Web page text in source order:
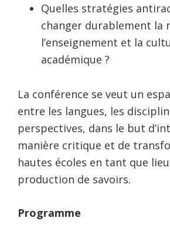
Quelles stratégies
changer durablement la
l’enseignement et la
académique ?
La conférence se veut un
entre les langues, les
perspectives, dans le but
manière critique et de
hautes écoles en tant que
production de savoirs.
Programme